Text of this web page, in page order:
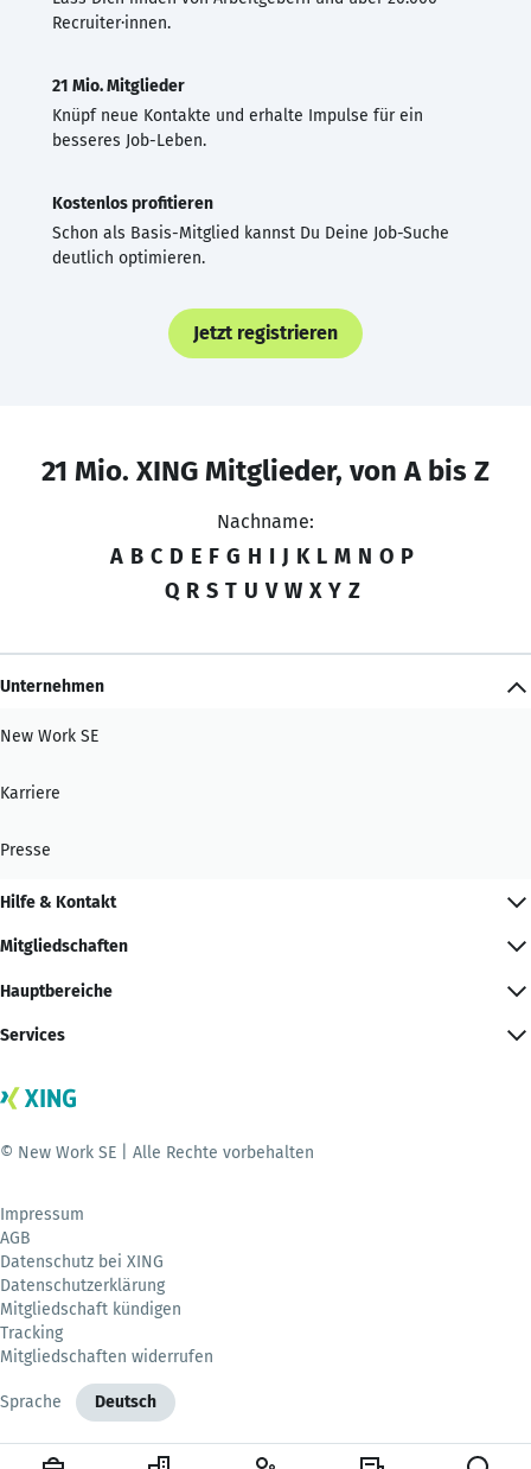
Recruiter·innen.
21 Mio. Mitglieder
Knüpf neue Kontakte und erhalte Impulse für ein
besseres Job-Leben.
Kostenlos profitieren
Schon als Basis-Mitglied kannst Du Deine Job-Suche
deutlich optimieren.
Jetzt registrieren
21 Mio. XING Mitglieder, von A bis Z
Nachname:
A B C D E F G H I J K L M N O P
Q R S T U V W X Y Z
Unternehmen
New Work SE
Karriere
Presse
Hilfe & Kontakt
Mitgliedschaften
Hauptbereiche
Services
© New Work SE | Alle Rechte vorbehalten
Impressum
AGB
Datenschutz bei XING
Datenschutzerklärung
Mitgliedschaft kündigen
Tracking
Mitgliedschaften widerrufen
Sprache Deutsch